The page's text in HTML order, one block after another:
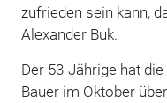
zufrieden sein kann,
Alexander Buk.
Der 53-Jährige hat
Bauer im Oktober